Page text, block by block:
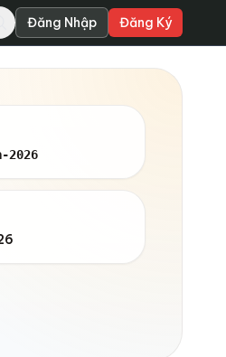
Đăng Nhập Đăng Ký
2026